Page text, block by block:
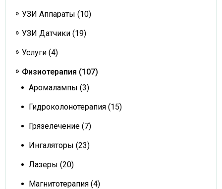
УЗИ Аппараты (10)
УЗИ Датчики (19)
Услуги (4)
Физиотерапия (107)
Аромалампы (3)
Гидроколонотерапия (15)
Грязелечение (7)
Ингаляторы (23)
Лазеры (20)
Магнитотерапия (4)